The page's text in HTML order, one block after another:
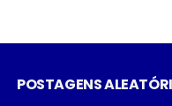
POSTAGENS